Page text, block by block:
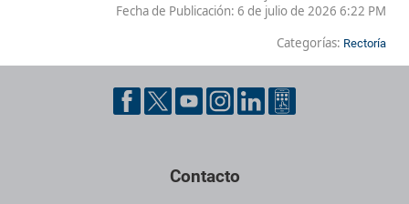
Fecha de Publicación: 6 de julio de 2026 6:22 PM
Categorías: Rectoría
Contacto